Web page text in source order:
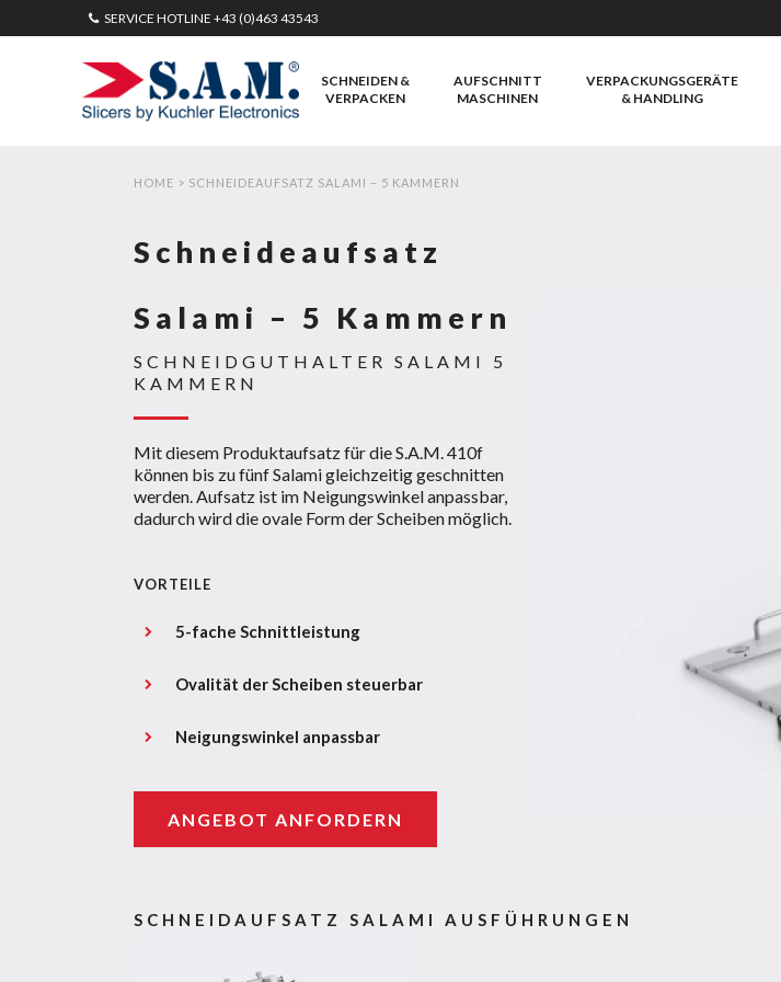
SERVICE HOTLINE +43 (0)463 43543
SCHNEIDEN &
VERPACKEN
AUFSCHNITT
MASCHINEN
VERPACKUNGSGERÄTE
& HANDLING
HOME > SCHNEIDEAUFSATZ SALAMI – 5 KAMMERN
Schneideaufsatz
Salami – 5 Kammern
SCHNEIDGUTHALTER SALAMI 5
KAMMERN
Mit diesem Produktaufsatz für die S.A.M. 410f
können bis zu fünf Salami gleichzeitig geschnitten
werden. Aufsatz ist im Neigungswinkel anpassbar,
dadurch wird die ovale Form der Scheiben möglich.
VORTEILE
5-fache Schnittleistung
Ovalität der Scheiben steuerbar
Neigungswinkel anpassbar
ANGEBOT ANFORDERN
SCHNEIDAUFSATZ SALAMI AUSFÜHRUNGEN